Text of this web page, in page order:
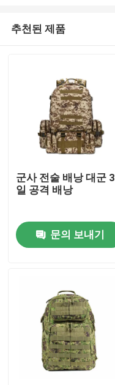
제품
추천된 제품
군사 전술 배낭 대군 3
일 공격 배낭
문의 보내기